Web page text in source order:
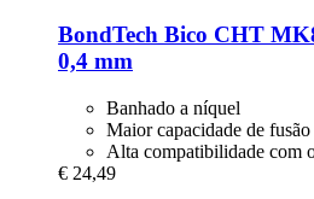
BondTech Bico CHT
0,4 mm
Banhado a níquel
Maior capacidade de fusão
Alta compatibilidade com
€ 24,49